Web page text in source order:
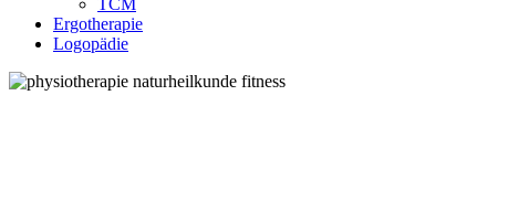
TCM
Ergotherapie
Logopädie